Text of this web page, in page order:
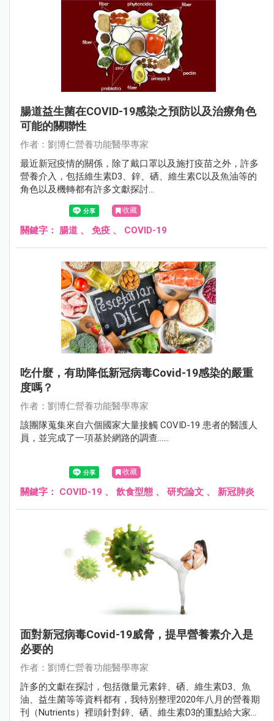
腸道益生菌在COVID-19感染之預防以及治療角色
可能的關聯性
作者：劉博仁營養功能醫學專家
最近新冠疫情的關係，除了戴口罩以及施打疫苗之外，許多
營養介入，包括維生素D3、鋅、硒、維生素C以及魚油等的
角色以及機轉都有許多文獻探討...
收藏
關鍵字： 腸道 、 免疫 、 COVID-19
吃什麼，有助降低新冠病毒Covid-19感染的嚴重
度嗎？
作者：劉博仁營養功能醫學專家
該團隊蒐集來自六個國家大量接觸 COVID-19 患者的醫護人
員，並完成了一項基於網路的調查......
收藏
關鍵字： COVID-19 、 飲食型態 、 研究論文 、 新冠肺炎
面對新冠病毒Covid-19威脅，提早營養素介入是
必要的
作者：劉博仁營養功能醫學專家
許多的文獻在探討，包括微量元素鋅、硒、維生素D3、魚
油、益生菌等等資料都有，我特別整理2020年八月的營養期
刊（Nutrients）裡頭針對鋅、硒、維生素D3的重點給大家參